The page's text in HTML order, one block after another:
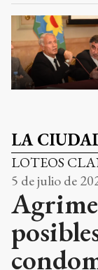
LA
LOTEOS
5 de julio de